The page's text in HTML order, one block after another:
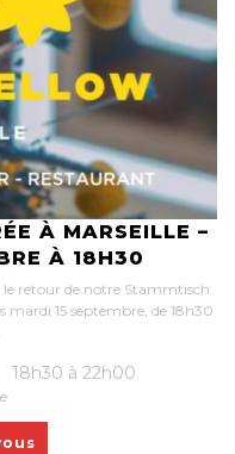
À MARSEILLE –
À 18H30
le retour de notre Stammtisch
mardi 15 septembre, de 18h30
18h30 à 22h00